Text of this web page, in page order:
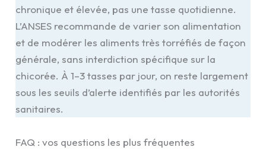
chronique et élevée, pas une tasse quotidienne.
L’ANSES recommande de varier son alimentation
et de modérer les aliments très torréfiés de façon
générale, sans interdiction spécifique sur la
chicorée. À 1–3 tasses par jour, on reste largement
sous les seuils d’alerte identifiés par les autorités
sanitaires.
FAQ : vos questions les plus fréquentes